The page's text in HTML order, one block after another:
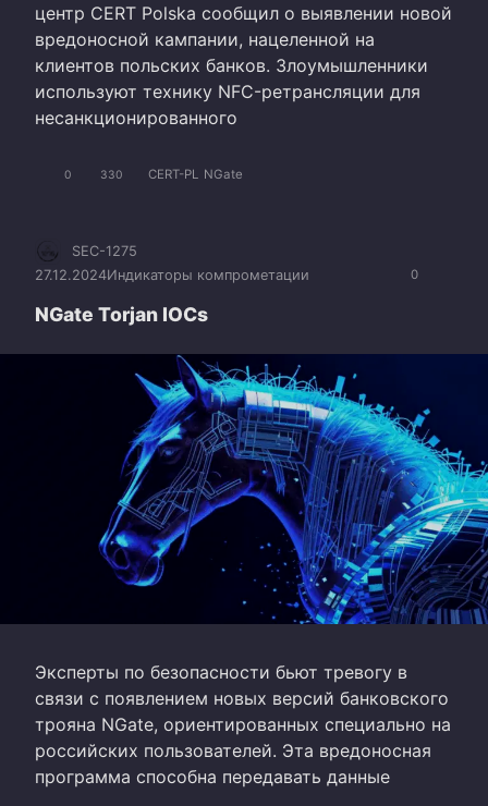
центр CERT Polska сообщил о выявлении новой
вредоносной кампании, нацеленной на
клиентов польских банков. Злоумышленники
используют технику NFC-ретрансляции для
несанкционированного
0 330 CERT-PL NGate
0
SEC-1275
27.12.2024Индикаторы компрометации
NGate Torjan IOCs
Эксперты по безопасности бьют тревогу в
связи с появлением новых версий банковского
трояна NGate, ориентированных специально на
российских пользователей. Эта вредоносная
программа способна передавать данные